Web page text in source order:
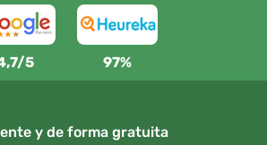
5 97%
y de forma gratuita